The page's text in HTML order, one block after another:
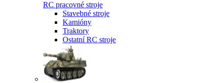
RC pracovné stroje
Stavebné stroje
Kamióny
Traktory
Ostatní RC stroje